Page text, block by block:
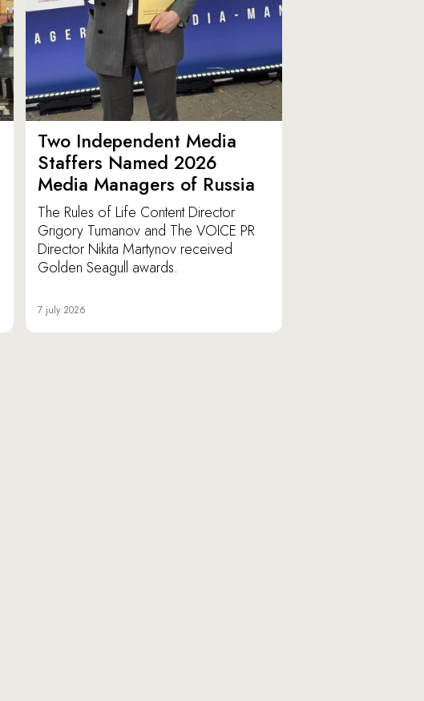
Two Independent Media
Staffers Named 2026
Media Managers of Russia
The Rules of Life Content Director
Grigory Tumanov and The VOICE PR
Director Nikita Martynov received
Golden Seagull awards.
7 july 2026